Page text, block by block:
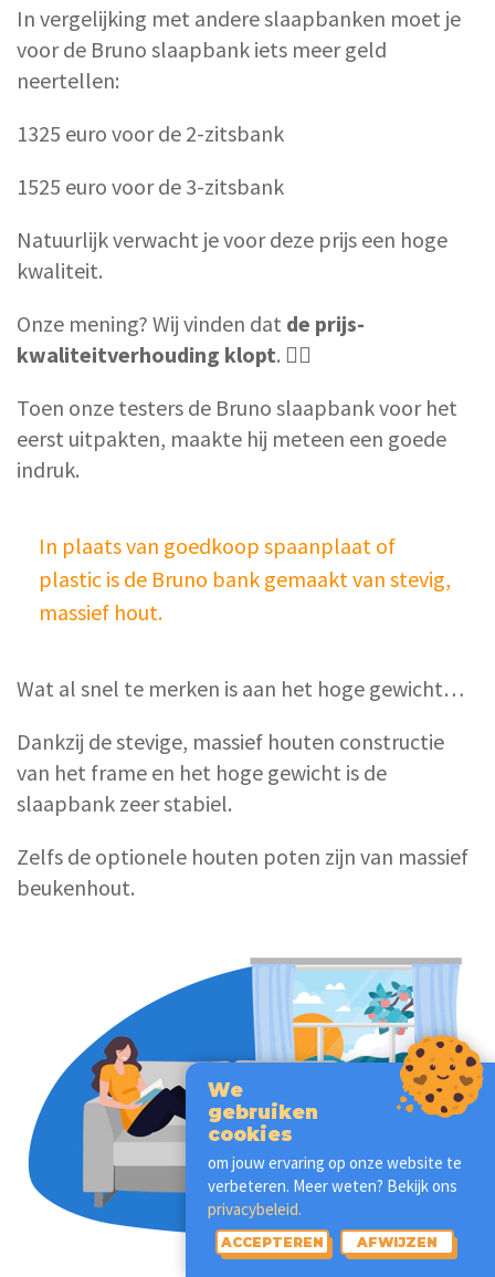
In vergelijking met andere slaapbanken moet je
voor de Bruno slaapbank iets meer geld
neertellen:
1325 euro voor de 2-zitsbank
1525 euro voor de 3-zitsbank
Natuurlijk verwacht je voor deze prijs een hoge
kwaliteit.
Onze mening? Wij vinden dat de prijs-
kwaliteitverhouding klopt. 👌🏼
Toen onze testers de Bruno slaapbank voor het
eerst uitpakten, maakte hij meteen een goede
indruk.
In plaats van goedkoop spaanplaat of
plastic is de Bruno bank gemaakt van stevig,
massief hout.
Wat al snel te merken is aan het hoge gewicht…
Dankzij de stevige, massief houten constructie
van het frame en het hoge gewicht is de
slaapbank zeer stabiel.
Zelfs de optionele houten poten zijn van massief
beukenhout.
We
gebruiken
cookies
om jouw ervaring op onze website te
verbeteren. Meer weten? Bekijk ons
privacybeleid.
ACCEPTEREN AFWIJZEN